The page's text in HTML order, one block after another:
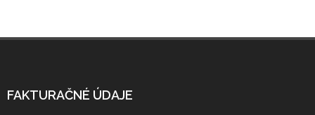
FAKTURAČNÉ ÚDAJE